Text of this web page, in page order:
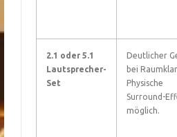
2.1 oder 5.1
Lautsprecher-
Set
Deutlicher
bei
Physische
Surround-
möglich.